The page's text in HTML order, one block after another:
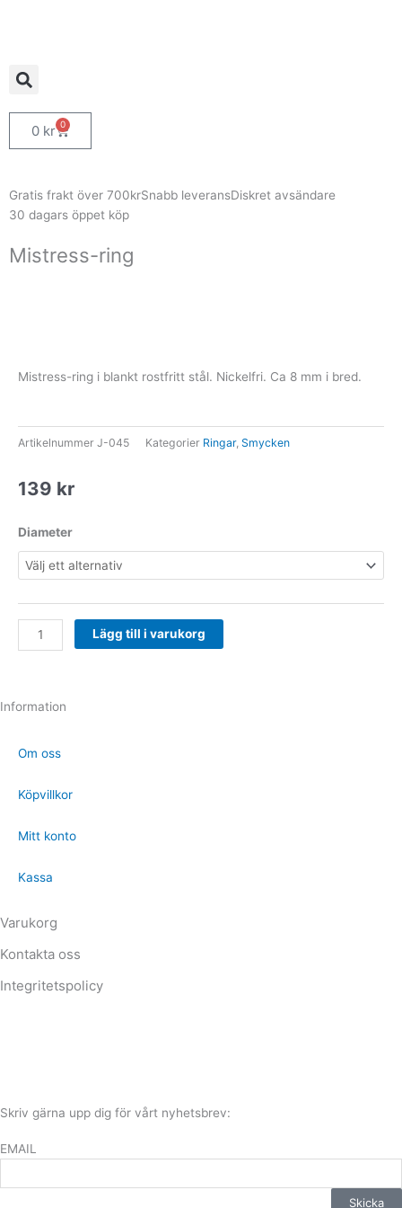
0 kr 0
Varukorg
Gratis frakt över 700krSnabb leveransDiskret avsändare
30 dagars öppet köp
Mistress-ring
Mistress-ring i blankt rostfritt stål. Nickelfri. Ca 8 mm i bred.
Artikelnummer J-045 Kategorier Ringar, Smycken
139 kr
Diameter
Mistress-
ring
mängd
Lägg till i varukorg
Information
Om oss
Köpvillkor
Mitt konto
Kassa
Varukorg
Kontakta oss
Integritetspolicy
Skriv gärna upp dig för vårt nyhetsbrev:
EMAIL
Skicka